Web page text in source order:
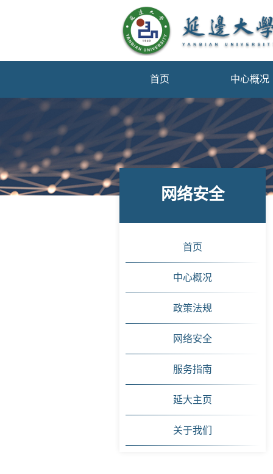
首页 中心概况
网络安全
首页
中心概况
政策法规
网络安全
服务指南
延大主页
关于我们